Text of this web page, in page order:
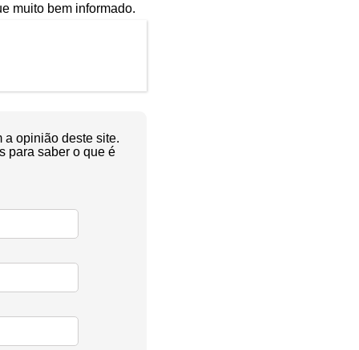
muito bem informado.
a opinião deste site.
para saber o que é